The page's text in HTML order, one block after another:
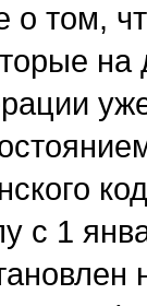
о том,
с 1